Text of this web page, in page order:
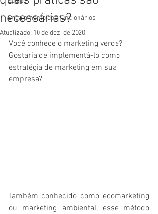
Engajamento dos funcionários
necessárias?
Atualizado: 10 de dez. de 2020
Você conhece o marketing verde?
Gostaria de implementá-lo como
estratégia de marketing em sua
empresa?
Também conhecido como ecomarketing
ou marketing ambiental, esse método